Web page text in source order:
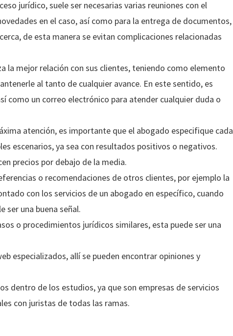
jurídico, suele ser necesarias varias reuniones con el
en el caso, así como para la entrega de documentos,
de esta manera se evitan complicaciones relacionadas
la mejor relación con sus clientes, teniendo como elemento
al tanto de cualquier avance. En este sentido, es
como un correo electrónico para atender cualquier duda o
atención, es importante que el abogado especifique cada
escenarios, ya sea con resultados positivos o negativos.
precios por debajo de la media.
o recomendaciones de otros clientes, por ejemplo la
con los servicios de un abogado en específico, cuando
ser una buena señal.
o procedimientos jurídicos similares, esta puede ser una
especializados, allí se pueden encontrar opiniones y
dentro de los estudios, ya que son empresas de servicios
con juristas de todas las ramas.